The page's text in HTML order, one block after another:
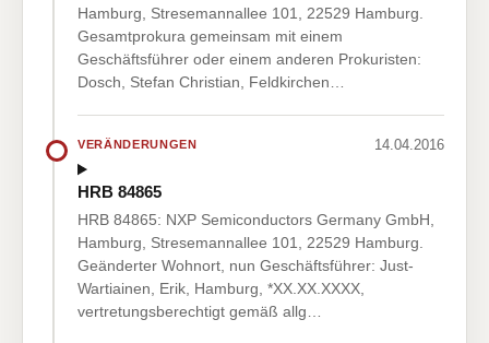
Hamburg, Stresemannallee 101, 22529 Hamburg.
Gesamtprokura gemeinsam mit einem
Geschäftsführer oder einem anderen Prokuristen:
Dosch, Stefan Christian, Feldkirchen…
VERÄNDERUNGEN 14.04.2016
HRB 84865
HRB 84865: NXP Semiconductors Germany GmbH,
Hamburg, Stresemannallee 101, 22529 Hamburg.
Geänderter Wohnort, nun Geschäftsführer: Just-
Wartiainen, Erik, Hamburg, *XX.XX.XXXX,
vertretungsberechtigt gemäß allg…